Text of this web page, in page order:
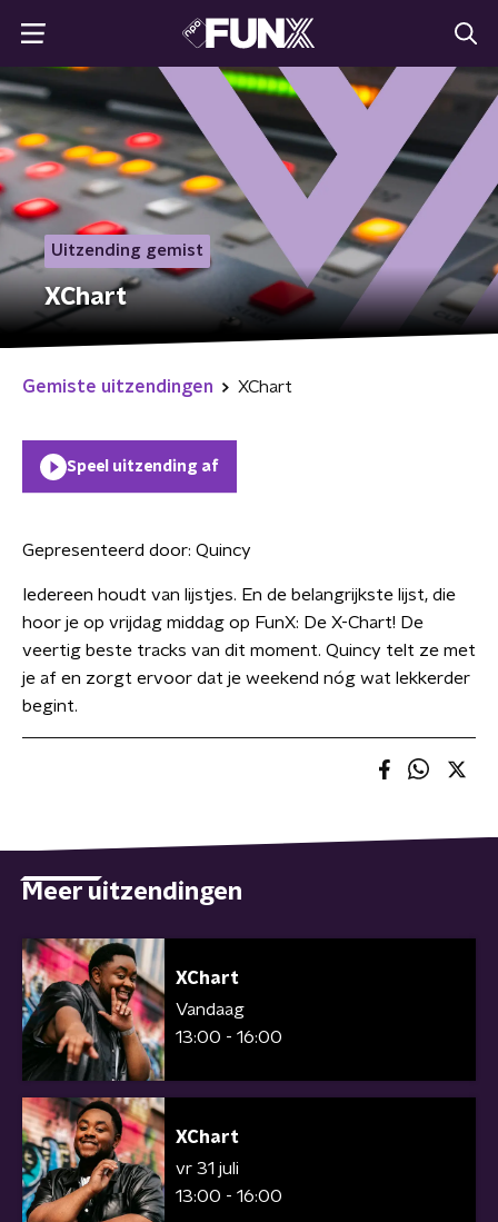
Uitzending gemist
XChart
Gemiste uitzendingen XChart
Speel uitzending af
Gepresenteerd door: Quincy
Iedereen houdt van lijstjes. En de belangrijkste lijst, die
hoor je op vrijdag middag op FunX: De X-Chart! De
veertig beste tracks van dit moment. Quincy telt ze met
je af en zorgt ervoor dat je weekend nóg wat lekkerder
begint.
Meer uitzendingen
XChart
Vandaag
13:00 - 16:00
XChart
vr 31 juli
13:00 - 16:00